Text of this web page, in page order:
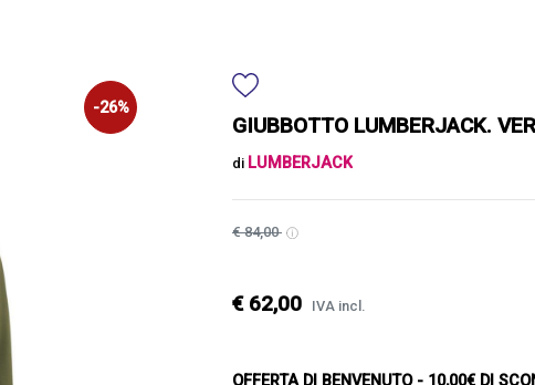
-26%
GIUBBOTTO LUMBERJACK.
di LUMBERJACK
€ 84,00
€ 62,00 IVA incl.